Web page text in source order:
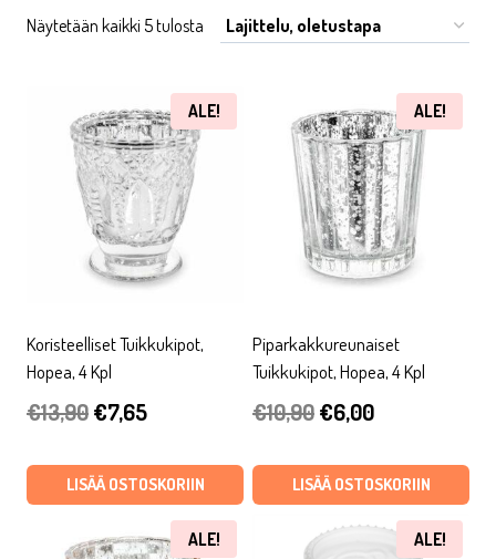
Näytetään kaikki 5 tulosta
ALE!
Koristeelliset Tuikkukipot,
Hopea, 4 Kpl
€13,90Alkuperäinen
oli:
€7,65Nykyinen
on:
€7,65.
LISÄÄ OSTOSKORIIN
ALE!
Piparkakkureunaiset
Tuikkukipot, Hopea, 4 Kpl
€10,90Alkuperäinen
oli:
€6,00Nykyinen
on:
€6,00.
LISÄÄ OSTOSKORIIN
ALE! ALE!